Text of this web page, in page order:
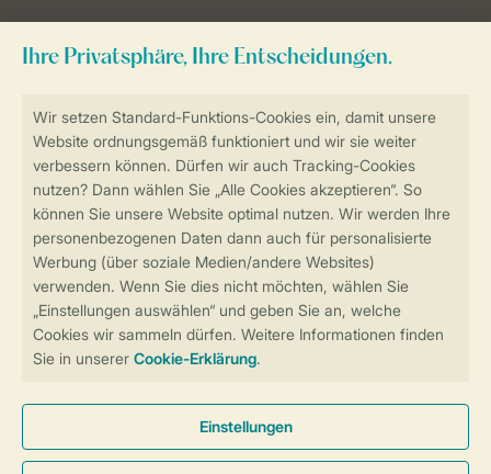
Sicherstellung Deiner Privatsphäre
Sicher und schnell zur Online-Buchung
Sichere Datenübertragung
Sicheres Bezahlen